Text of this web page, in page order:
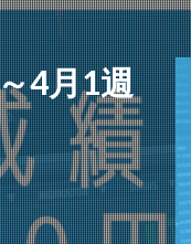
4月1週